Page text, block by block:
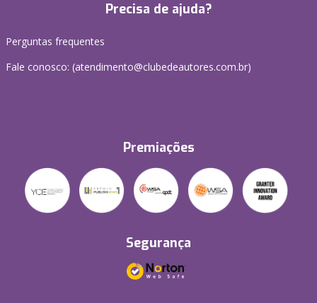
Precisa de ajuda?
Perguntas frequentes
Fale conosco: (atendimento@clubedeautores.com.br)
Premiações
Segurança